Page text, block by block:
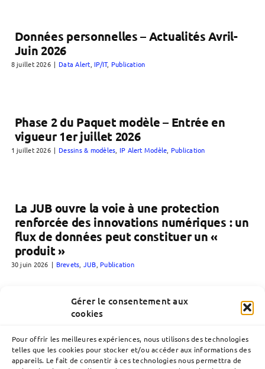
Gérer le consentement aux
cookies
Pour offrir les meilleures expériences, nous utilisons des technologies
telles que les cookies pour stocker et/ou accéder aux informations des
appareils. Le fait de consentir à ces technologies nous permettra de
Données personnelles – Actualités Avril-
Juin 2026
8 juillet 2026 | Data Alert IP/IT, Publication
Phase 2 du Paquet modèle – Entrée en
vigueur 1er juillet 2026
1 juillet 2026 | Dessins & modèles IP Alert Modèle Publication
La JUB ouvre la voie à une protection
renforcée des innovations numériques : un
flux de données peut constituer un «
produit »
30 juin 2026 | Brevets JUB Publication